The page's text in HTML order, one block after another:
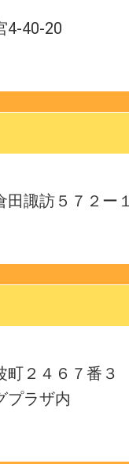
4-40-20
田諏訪５７２ー
町２４６７番
プラザ内